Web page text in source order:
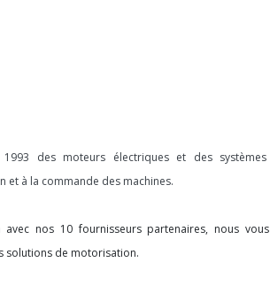
1993 des moteurs électriques et des systèmes
et à la commande des machines.
nos 10 fournisseurs partenaires, nous vous
solutions de motorisation.